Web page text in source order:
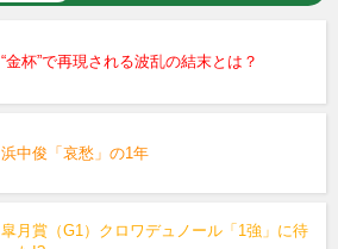
“金杯”で再現される波乱の結末とは？
浜中俊「哀愁」の1年
皐月賞（G1）クロワデュノール「1強」に待